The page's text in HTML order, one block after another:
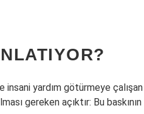
insani yardım götürmeye çalışan
gereken açıktır: Bu baskının